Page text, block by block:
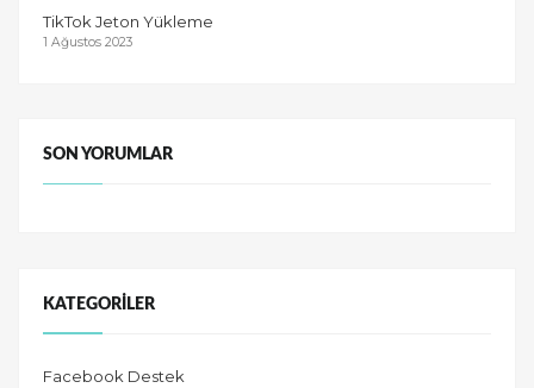
TikTok Jeton Yükleme
1 Ağustos 2023
SON YORUMLAR
KATEGORILER
Facebook Destek